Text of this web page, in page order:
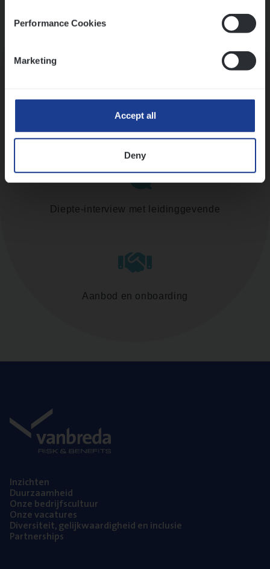
Performance Cookies
Marketing
Accept all
Deny
Assessment
Diepte-interview met leidinggevende
Aanbod en onboarding
Inzich­ten
Duur­zaam­heid
Onze bedrijfs­cul­tuur
Onze vaca­tu­res
Diver­si­teit, gelijk­waar­dig­heid en inclusie
Part­ner­ships